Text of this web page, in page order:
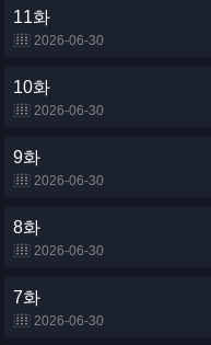
11화
2026-06-30
10화
2026-06-30
9화
2026-06-30
8화
2026-06-30
7화
2026-06-30